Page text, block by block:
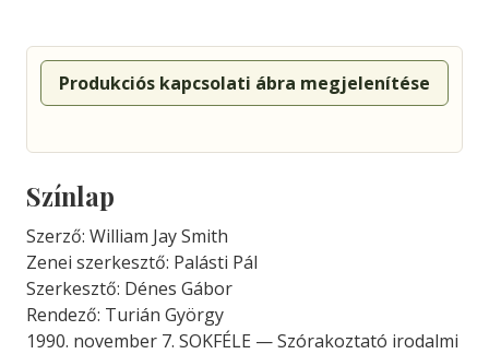
Produkciós kapcsolati ábra megjelenítése
Színlap
Szerző: William Jay Smith
Zenei szerkesztő: Palásti Pál
Szerkesztő: Dénes Gábor
Rendező: Turián György
1990. november 7. SOKFÉLE — Szórakoztató irodalmi